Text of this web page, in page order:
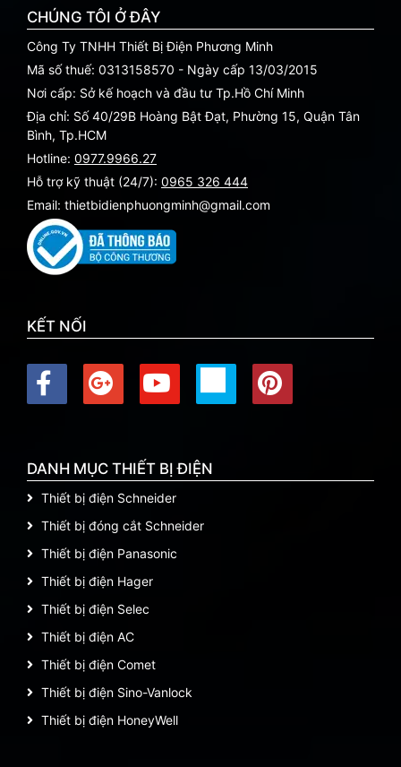
CHÚNG TÔI Ở ĐÂY
Công Ty TNHH Thiết Bị Điện Phương Minh
Mã số thuế: 0313158570 - Ngày cấp 13/03/2015
Nơi cấp: Sở kế hoạch và đầu tư Tp.Hồ Chí Minh
Địa chỉ: Số 40/29B Hoàng Bật Đạt, Phường 15, Quận Tân
Bình, Tp.HCM
Hotline: 0977.9966.27
Hỗ trợ kỹ thuật (24/7): 0965 326 444
Email: thietbidienphuongminh@gmail.com
KẾT NỐI
DANH MỤC THIẾT BỊ ĐIỆN
Thiết bị điện Schneider
Thiết bị đóng cắt Schneider
Thiết bị điện Panasonic
Thiết bị điện Hager
Thiết bị điện Selec
Thiết bị điện AC
Thiết bị điện Comet
Thiết bị điện Sino-Vanlock
Thiết bị điện HoneyWell